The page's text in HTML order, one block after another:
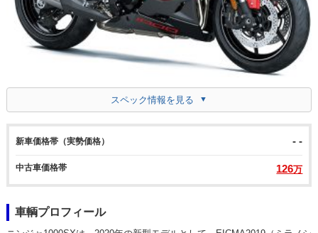
スペック情報を見る
新車価格帯（実勢価格） - -
中古車価格帯 126万
車輌プロフィール